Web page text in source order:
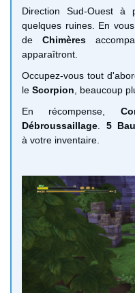
Direction Sud-Ouest à
quelques ruines. En
de Chimères
apparaîtront.
Occupez-vous tout
le Scorpion , beaucoup
En récompense,
Débroussaillage
5
à votre inventaire.